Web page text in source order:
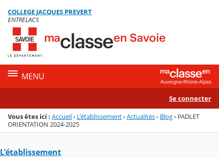
Menu de la rubrique
Contenu
COLLEGE JACQUES PREVERT
ENTRELACS
MENU
Se connecter
Vous êtes ici : Accueil› L'établissement›Actualités› Blog› PADLET
ORIENTATION 2024-2025
L'établissement